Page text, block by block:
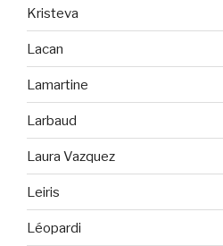
Kristeva
Lacan
Lamartine
Larbaud
Laura Vazquez
Leiris
Léopardi